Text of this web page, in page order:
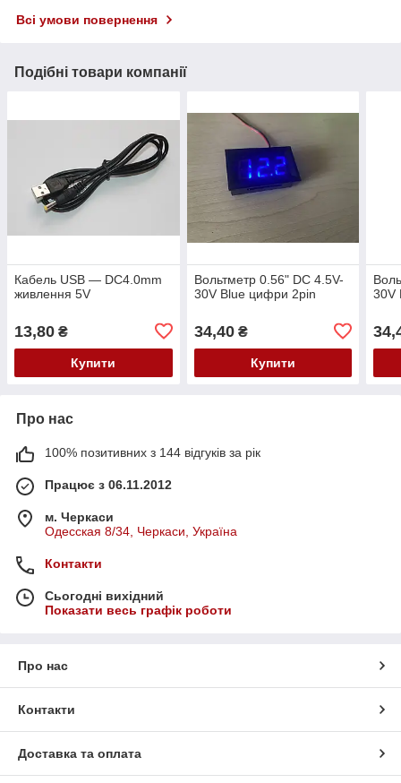
Всі умови повернення
Подібні товари компанії
Кабель USB — DC4.0mm
живлення 5V
13,80 ₴
Купити
Вольтметр 0.56" DC 4.5V-
30V Blue цифри 2pin
34,40₴
Купити
30V
Про нас
100% позитивних з 144 відгуків за рік
Працює з 06.11.2012
м. Черкаси
Одесская 8/34, Черкаси, Україна
Контакти
Сьогодні вихідний
Показати весь графік роботи
Про нас
Контакти
Доставка та оплата